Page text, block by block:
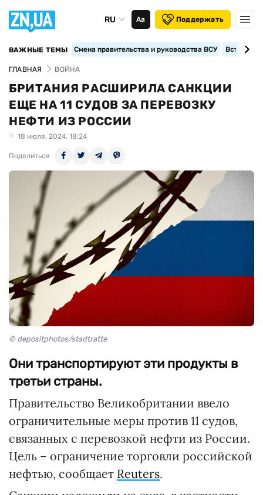
RU Аа Поддержать
ВАЖНЫЕ ТЕМЫ Смена правительства и руководства ВСУ
ГЛАВНАЯ ВОЙНА
БРИТАНИЯ РАСШИРИЛА САНКЦИИ
ЕЩЕ НА 11 СУДОВ ЗА ПЕРЕВОЗКУ
НЕФТИ ИЗ РОССИИ
18 июля, 2024, 18:24
Поделиться
© depositphotos/stadtratte
Они транспортируют эти продукты в
третьи страны.
Правительство Великобритании ввело
ограничительные меры против 11 судов,
связанных с перевозкой нефти из России.
Цель – ограничение торговли российской
нефтью, сообщает Reuters.